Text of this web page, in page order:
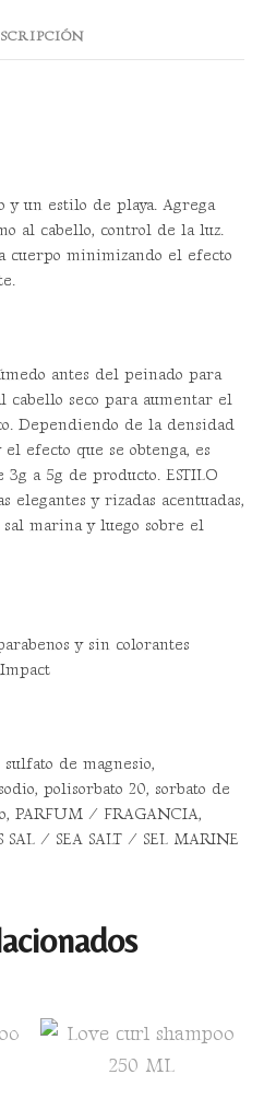
y un estilo de playa. Agrega
al cabello, control de la luz.
cuerpo minimizando el efecto
antes del peinado para
cabello seco para aumentar el
Dependiendo de la densidad
efecto que se obtenga, es
a 5g de producto. ESTILO
elegantes y rizadas acentuadas,
marina y luego sobre el
y sin colorantes
de magnesio,
polisorbato 20, sorbato de
PARFUM / FRAGANCIA,
/ SEA SALT / SEL MARINE